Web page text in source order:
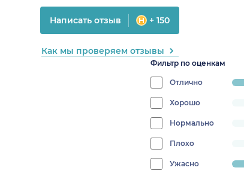
Фильтр по оценкам
Отлично
progress:
70%
Хорошо
Нормально
Плохо
Ужасно
Написать отзыв + 150
Как мы проверяем отзывы